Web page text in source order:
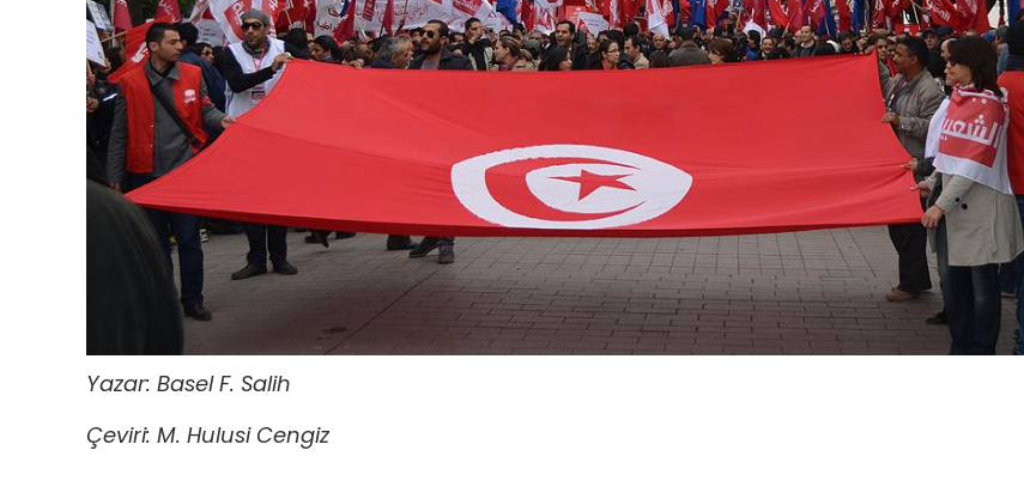
Yazar: Basel F. Salih
Çeviri: M. Hulusi Cengiz